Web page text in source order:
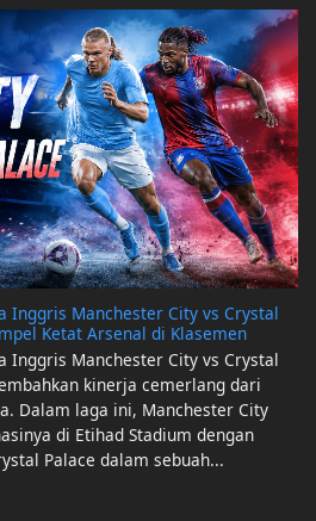
Inggris Manchester City vs Crystal
Ketat Arsenal di Klasemen
Inggris Manchester City vs Crystal
kinerja cemerlang dari
Dalam laga ini, Manchester City
di Etihad Stadium dengan
Palace dalam sebuah...